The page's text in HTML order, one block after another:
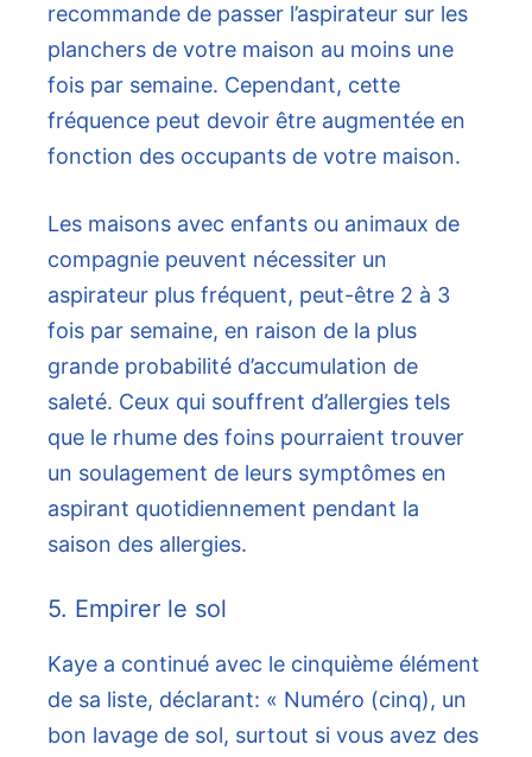
recommande de passer l’aspirateur sur les
planchers de votre maison au moins une
fois par semaine. Cependant, cette
fréquence peut devoir être augmentée en
fonction des occupants de votre maison.
Les maisons avec enfants ou animaux de
compagnie peuvent nécessiter un
aspirateur plus fréquent, peut-être 2 à 3
fois par semaine, en raison de la plus
grande probabilité d’accumulation de
saleté. Ceux qui souffrent d’allergies tels
que le rhume des foins pourraient trouver
un soulagement de leurs symptômes en
aspirant quotidiennement pendant la
saison des allergies.
5. Empirer le sol
Kaye a continué avec le cinquième élément
de sa liste, déclarant: « Numéro (cinq), un
bon lavage de sol, surtout si vous avez des